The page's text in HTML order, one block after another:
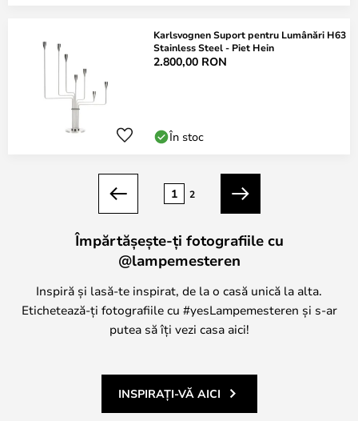
Karlsvognen Suport pentru Lumânări H63
Stainless Steel - Piet Hein
2.800,00 RON
În stoc
Anterior
1 2
Următorul
Împărtășește-ți fotografiile cu
@lampemesteren
Inspiră și lasă-te inspirat, de la o casă unică la alta.
Etichetează-ți fotografiile cu #yesLampemesteren și s-ar
putea să îți vezi casa aici!
INSPIRAȚI-VĂ AICI